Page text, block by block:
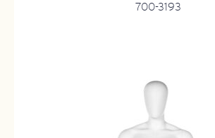
700-3193